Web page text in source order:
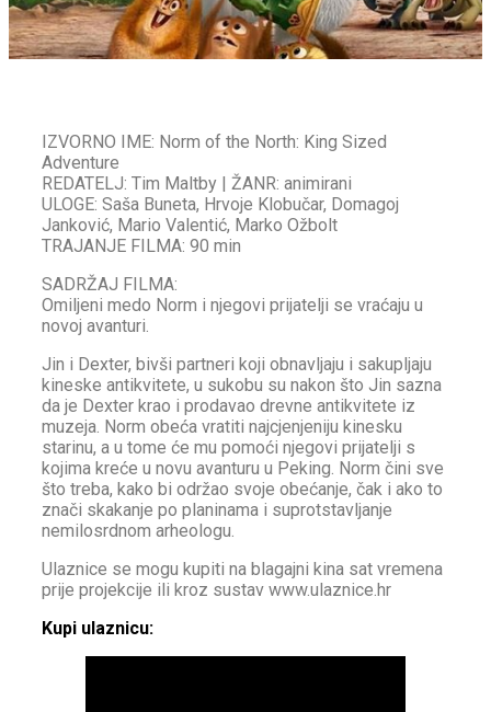
IZVORNO IME: Norm of the North: King Sized
Adventure
REDATELJ: Tim Maltby | ŽANR: animirani
ULOGE: Saša Buneta, Hrvoje Klobučar, Domagoj
Janković, Mario Valentić, Marko Ožbolt
TRAJANJE FILMA: 90 min
SADRŽAJ FILMA:
Omiljeni medo Norm i njegovi prijatelji se vraćaju u
novoj avanturi.
Jin i Dexter, bivši partneri koji obnavljaju i sakupljaju
kineske antikvitete, u sukobu su nakon što Jin sazna
da je Dexter krao i prodavao drevne antikvitete iz
muzeja. Norm obeća vratiti najcjenjeniju kinesku
starinu, a u tome će mu pomoći njegovi prijatelji s
kojima kreće u novu avanturu u Peking. Norm čini sve
što treba, kako bi održao svoje obećanje, čak i ako to
znači skakanje po planinama i suprotstavljanje
nemilosrdnom arheologu.
Ulaznice se mogu kupiti na blagajni kina sat vremena
prije projekcije ili kroz sustav www.ulaznice.hr
Kupi ulaznicu: